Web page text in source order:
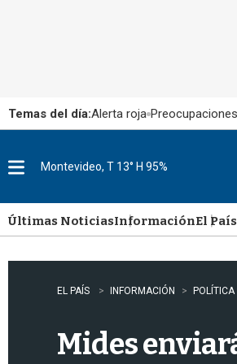
Temas del día:Alerta roja
u
Montevideo, T 13° H 95%
Últimas NoticiasInformaciónEl
EL PAÍS INFORMACIÓN POLÍTICA
Mides